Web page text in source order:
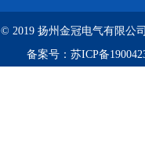
© 2019 扬州金冠电气有限公
备案号： 苏ICP备